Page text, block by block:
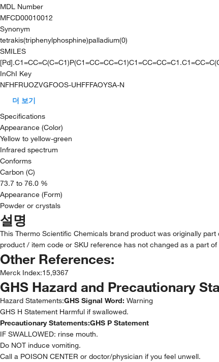
MDL Number
MFCD00010012
Synonym
tetrakis(triphenylphosphine)palladium(0)
SMILES
InChI Key
NFHFRUOZVGFOOS-UHFFFAOYSA-N
더 보기
Specifications
Appearance (Color)
Yellow to yellow-green
Infrared spectrum
Conforms
Carbon (C)
73.7 to 76.0 %
Appearance (Form)
Powder or crystals
설명
This Thermo Scientific Chemicals brand product was originally
product / item code or SKU reference has not changed as a part
Other References:
Merck Index:15,9367
GHS Hazard and Precautionary
Hazard Statements:GHS Signal Word: Warning
GHS H Statement Harmful if swallowed.
Precautionary Statements:GHS P Statement
IF SWALLOWED: rinse mouth.
Do NOT induce vomiting.
Call a POISON CENTER or doctor/physician if you feel unwell.